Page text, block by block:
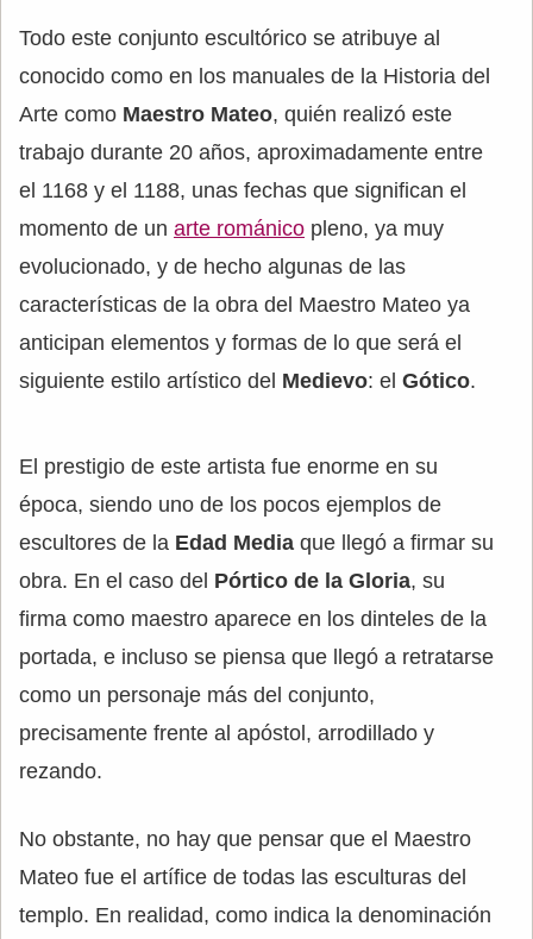
Todo este conjunto escultórico se atribuye al
conocido como en los manuales de la Historia del
Arte como Maestro Mateo, quién realizó este
trabajo durante 20 años, aproximadamente entre
el 1168 y el 1188, unas fechas que significan el
momento de un arte románico pleno, ya muy
evolucionado, y de hecho algunas de las
características de la obra del Maestro Mateo ya
anticipan elementos y formas de lo que será el
siguiente estilo artístico del Medievo: el Gótico.
El prestigio de este artista fue enorme en su
época, siendo uno de los pocos ejemplos de
escultores de la Edad Media que llegó a firmar su
obra. En el caso del Pórtico de la Gloria, su
firma como maestro aparece en los dinteles de la
portada, e incluso se piensa que llegó a retratarse
como un personaje más del conjunto,
precisamente frente al apóstol, arrodillado y
rezando.
No obstante, no hay que pensar que el Maestro
Mateo fue el artífice de todas las esculturas del
templo. En realidad, como indica la denominación